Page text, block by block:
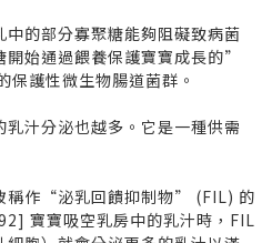
的部分寡聚糖能夠阻礙致病菌
始通過餵養保護寶寶成長的”
護性微生物腸道菌群。
汁分泌也越多。它是一種供需
稱作“泌乳回饋抑制物” (FIL) 的
寶寶吸空乳房中的乳汁時，FIL